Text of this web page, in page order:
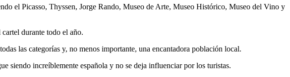
el Picasso, Thyssen, Jorge Rando, Museo de Arte, Museo Histórico, Museo del Vino y
durante todo el año.
las categorías y, no menos importante, una encantadora población local.
siendo increíblemente española y no se deja influenciar por los turistas.